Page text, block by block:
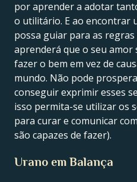
por aprender a adotar
o utilitário. E ao encontrar
possa guiar para as regras
aprenderá que o seu amor
fazer o bem em vez de
mundo. Não pode
conseguir exprimir esses
isso permita-se utilizar os
para curar e comunicar
são capazes de fazer).
Urano em Balança